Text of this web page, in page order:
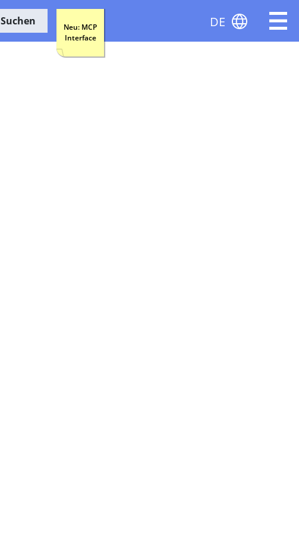
Suchen
Neu: MCP
Interface
DE